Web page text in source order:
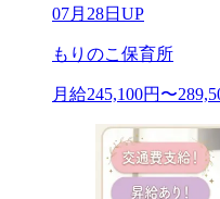
07月28日UP
もりのこ保育所
月給245,100円〜